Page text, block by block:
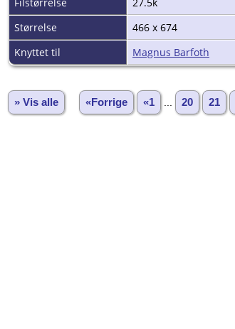
Størrelse
466 x 674
Knyttet til
Magnus Barfoth
» Vis alle «Forrige «1 20 21